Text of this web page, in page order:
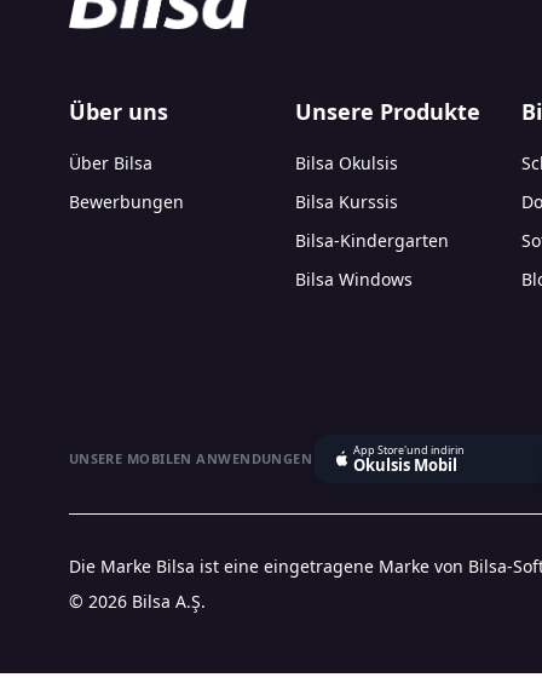
Über uns
Über Bilsa
Bewerbungen
Unsere Produkte
Bilsa Okulsis
Bilsa Kurssis
Bilsa-Kindergarten
Bilsa Windows
UNSERE MOBILEN ANWENDUNGEN App Store'und indirin
Okulsis Mobil
Die Marke Bilsa ist eine eingetragene Marke von Bilsa-
© 2026 Bilsa A.Ş.